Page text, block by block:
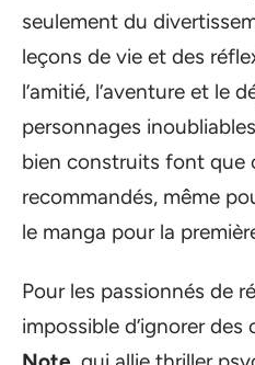
seulement du
leçons de vie et des
l’amitié, l’aventure et le
personnages
bien construits font que
recommandés, même
le manga pour la
Pour les passionnés de
impossible d’ignorer